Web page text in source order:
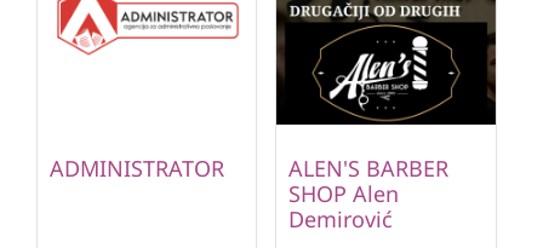
ADMINISTRATOR
ALEN'S BARBER
SHOP Alen
Demirović